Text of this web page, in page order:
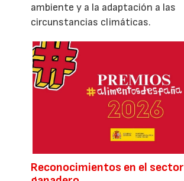
ambiente y a la adaptación a las
circunstancias climáticas.
Reconocimientos en el sector